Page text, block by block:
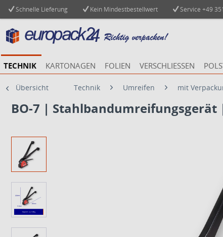
Schnelle Lieferung Kein Mindestbestellwert Service +49
TECHNIK KARTONAGEN FOLIEN VERSCHLIESSEN
Übersicht Technik Umreifen mit
BO-7 | Stahlbandumreifungsgerät